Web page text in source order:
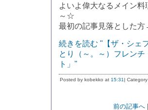
よいよ偉大なるメイン
～☆
最初の記事見落とした
続きを読む "【ザ・シェ
とり（～。～）フレン
ト」"
Posted by kobekko at 15:31 |
前の記事へ